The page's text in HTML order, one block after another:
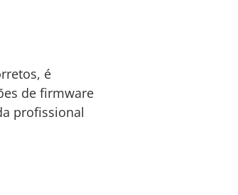
é
de firmware
profissional